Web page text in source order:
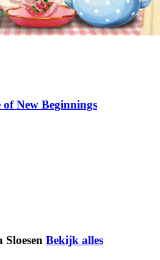
New Beginnings
Bekijk alles